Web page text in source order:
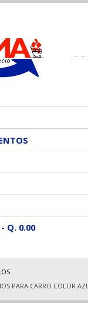
- Q. 0.00
PARA CARRO COLOR